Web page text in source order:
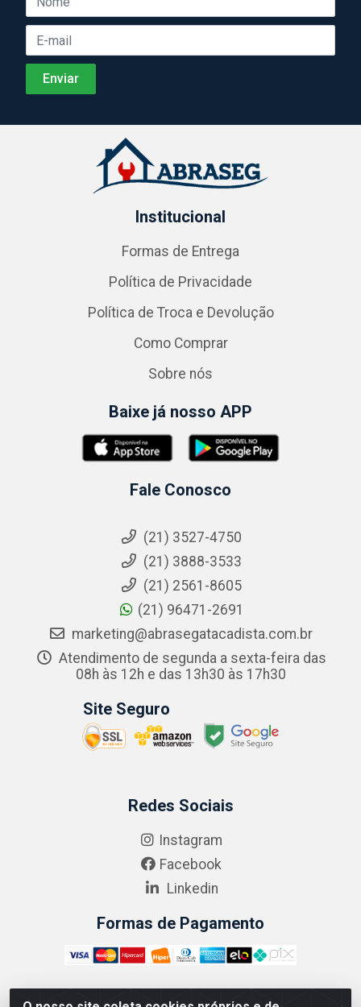
Institucional
Formas de Entrega
Política de Privacidade
Política de Troca e Devolução
Como Comprar
Sobre nós
Baixe já nosso APP
Fale Conosco
(21) 3527-4750
(21) 3888-3533
(21) 2561-8605
(21) 96471-2691
marketing@abrasegatacadista.com.br
Atendimento de segunda a sexta-feira das
08h às 12h e das 13h30 às 17h30
Site Seguro
Redes Sociais
Instagram
Facebook
Linkedin
Formas de Pagamento